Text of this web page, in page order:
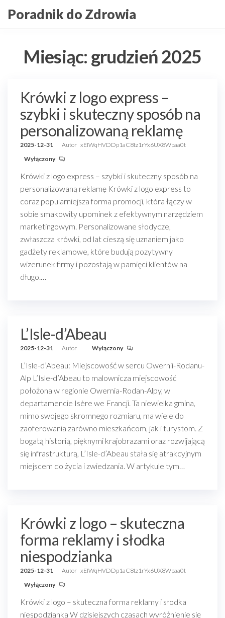
doPoradnik do Zdrowia
Miesiąc: grudzień 2025
Krówki z logo express –
szybki i skuteczny sposób na
personalizowaną reklamę
2025-12-31 Autor xEIWqHVDDp1aC8tz1rYx6UX8Wpaa0t
Wyłączony
Krówki z logo express – szybki i skuteczny sposób na
personalizowaną reklamę Krówki z logo express to
coraz popularniejsza forma promocji, która łączy w
sobie smakowity upominek z efektywnym narzędziem
marketingowym. Personalizowane słodycze,
zwłaszcza krówki, od lat cieszą się uznaniem jako
gadżety reklamowe, które budują pozytywny
wizerunek firmy i pozostają w pamięci klientów na
długo.…
L’Isle-d’Abeau
2025-12-31 Autor Wyłączony
L’Isle-d’Abeau: Miejscowość w sercu Owernii-Rodanu-
Alp L’Isle-d’Abeau to malownicza miejscowość
położona w regionie Owernia-Rodan-Alpy, w
departamencie Isère we Francji. Ta niewielka gmina,
mimo swojego skromnego rozmiaru, ma wiele do
zaoferowania zarówno mieszkańcom, jak i turystom. Z
bogatą historią, pięknymi krajobrazami oraz rozwijającą
się infrastrukturą, L’Isle-d’Abeau stała się atrakcyjnym
miejscem do życia i zwiedzania. W artykule tym…
Krówki z logo – skuteczna
forma reklamy i słodka
niespodzianka
2025-12-31 Autor xEIWqHVDDp1aC8tz1rYx6UX8Wpaa0t
Wyłączony
Krówki z logo – skuteczna forma reklamy i słodka
niespodzianka W dzisiejszych czasach wyróżnienie się